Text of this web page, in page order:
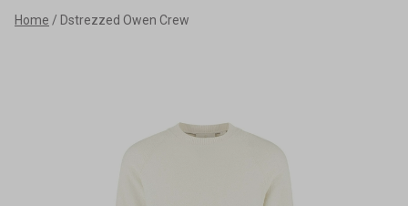
Dstrezzed
Home Dstrezzed Owen Crew